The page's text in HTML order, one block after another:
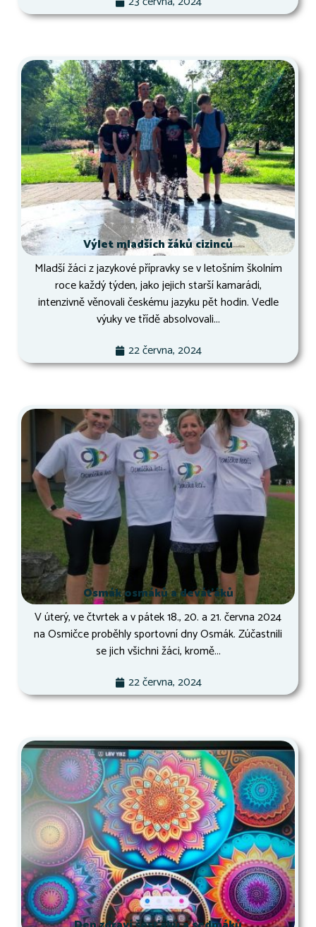
Výlet mladších žáků cizinců
Mladší žáci z jazykové přípravky se v letošním školním
roce každý týden, jako jejich starší kamarádi,
intenzivně věnovali českému jazyku pět hodin. Vedle
výuky ve třídě absolvovali...
22 června, 2024
Osmák osmáků a deváťáků
V úterý, ve čtvrtek a v pátek 18., 20. a 21. června 2024
na Osmičce proběhly sportovní dny Osmák. Zúčastnili
se jich všichni žáci, kromě...
22 června, 2024